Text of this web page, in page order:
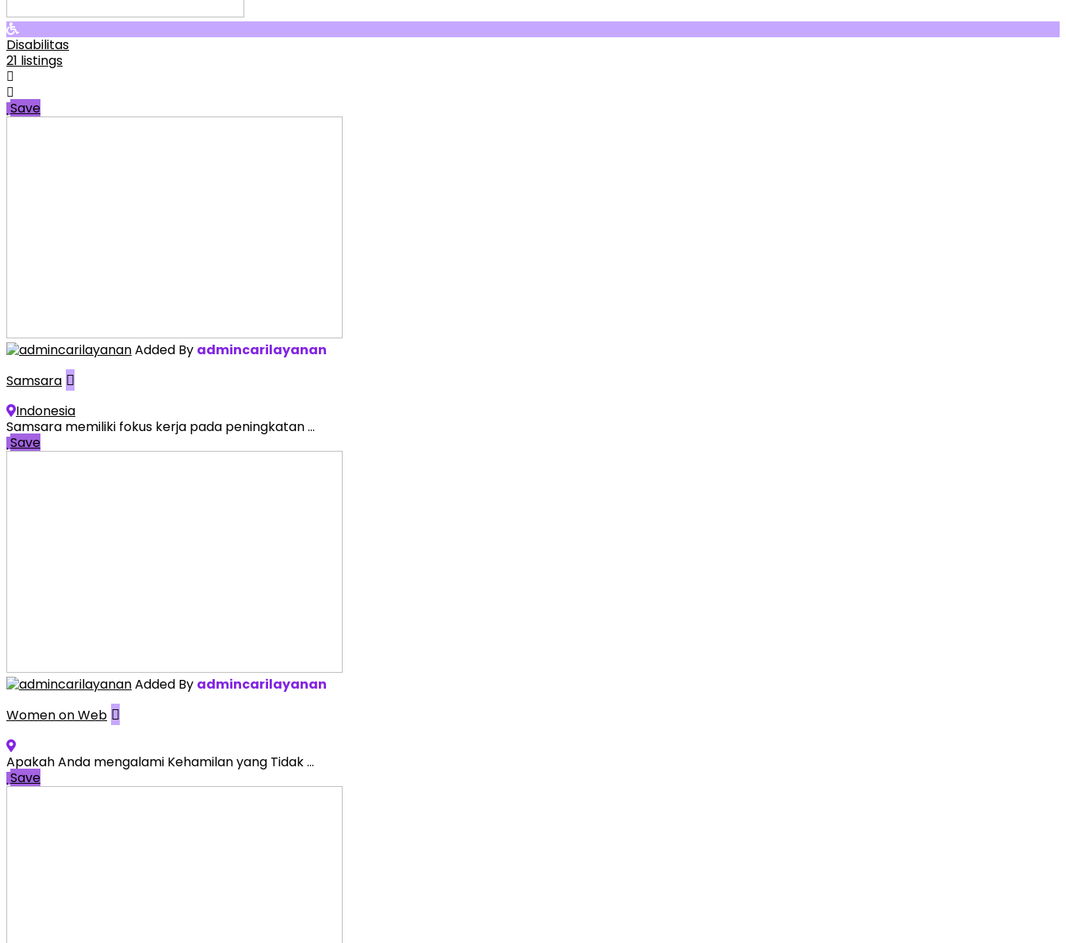
Disabilitas
21 listings
Save
Added By admincarilayanan
Samsara
Indonesia
Samsara memiliki fokus kerja pada peningkatan ...
Save
Added By admincarilayanan
Women on Web
Apakah Anda mengalami Kehamilan yang Tidak ...
Save